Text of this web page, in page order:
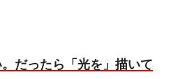
だったら「光を」描いて